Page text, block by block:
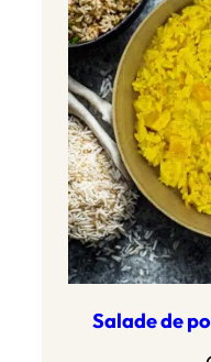
Salade de